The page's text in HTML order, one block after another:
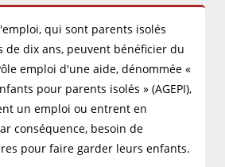
qui sont parents isolés
de dix ans, peuvent bénéficier du
emploi d'une aide, dénommée «
pour parents isolés » (AGEPI),
un emploi ou entrent en
conséquence, besoin de
pour faire garder leurs enfants.